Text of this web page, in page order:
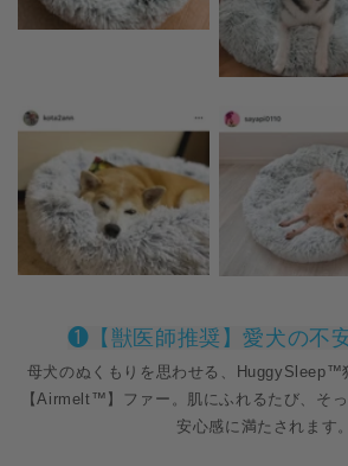
❶【獣医師推奨】愛犬の不
母犬のぬくもりを思わせる、HuggySleep™
【Airmelt™】ファー。肌にふれるたび、そ
安心感に満たされます。